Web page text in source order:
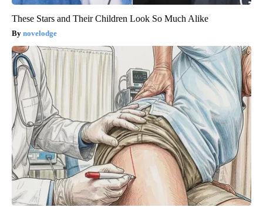
These Stars and Their Children Look So Much Alike
novelodge